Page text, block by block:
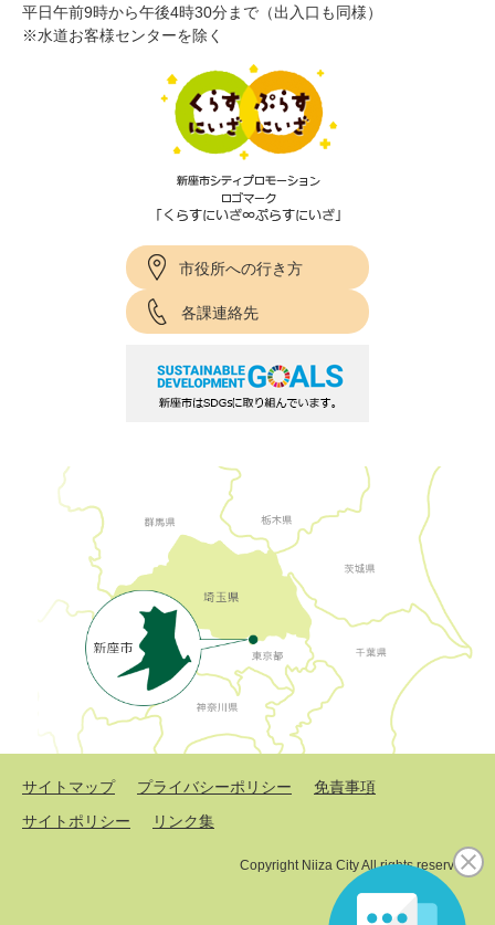
平日午前9時から午後4時30分まで（出入口も同様）
※水道お客様センターを除く
市役所への行き方
各課連絡先
サイトマップ プライバシーポリシー
免責事項
サイトポリシー
リンク集
Copyright Niiza City All rights reserved.